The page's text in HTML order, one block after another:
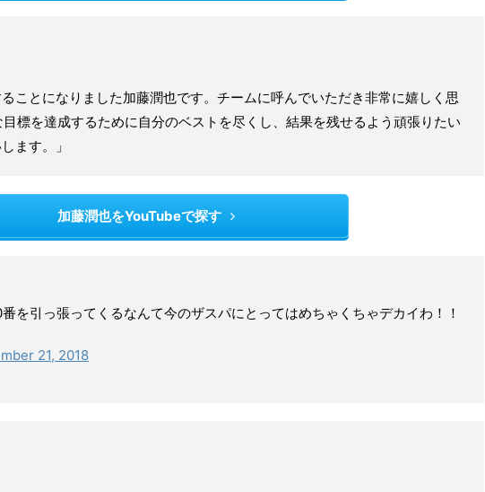
ることになりました加藤潤也です。チームに呼んでいただき非常に嬉しく思
標を達成するために自分のベストを尽くし、結果を残せるよう頑張りたい
ます。」
加藤潤也をYouTubeで探す
を引っ張ってくるなんて今のザスパにとってはめちゃくちゃデカイわ！！
21, 2018